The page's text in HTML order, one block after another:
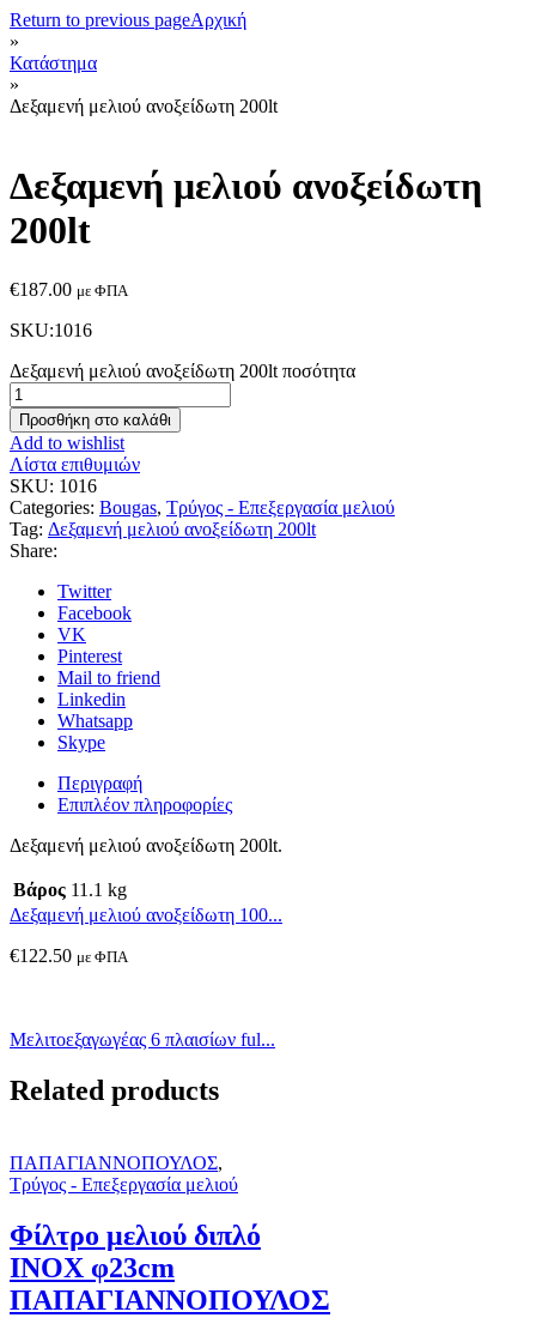
Return to previous pageΑρχική
»
Κατάστημα
»
Δεξαμενή μελιού ανοξείδωτη 200lt
Δεξαμενή μελιού ανοξείδωτη
200lt
€187.00 με ΦΠΑ
SKU:1016
Δεξαμενή μελιού ανοξείδωτη 200lt ποσότητα
Προσθήκη στο καλάθι
Add to wishlist
Λίστα επιθυμιών
SKU: 1016
Categories: Bougas, Τρύγος - Επεξεργασία μελιού
Tag: Δεξαμενή μελιού ανοξείδωτη 200lt
Share:
Twitter
Facebook
VK
Pinterest
Mail to friend
Linkedin
Whatsapp
Skype
Περιγραφή
Επιπλέον πληροφορίες
Δεξαμενή μελιού ανοξείδωτη 200lt.
Βάρος 11.1 kg
Δεξαμενή μελιού ανοξείδωτη 100...
€122.50 με ΦΠΑ
Μελιτοεξαγωγέας 6 πλαισίων ful...
Related products
ΠΑΠΑΓΙΑΝΝΟΠΟΥΛΟΣ,
Τρύγος - Επεξεργασία μελιού
Φίλτρο μελιού διπλό
ΙΝΟΧ φ23cm
ΠΑΠΑΓΙΑΝΝΟΠΟΥΛΟΣ